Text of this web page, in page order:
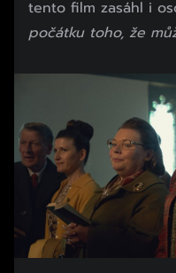
tento film zasáhl i
počátku toho, že